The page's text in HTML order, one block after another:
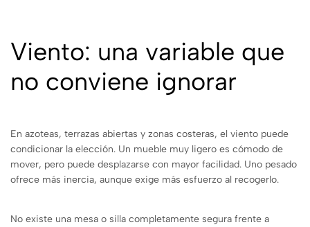
Viento: una variable que
no conviene ignorar
En azoteas, terrazas abiertas y zonas costeras, el viento puede
condicionar la elección. Un mueble muy ligero es cómodo de
mover, pero puede desplazarse con mayor facilidad. Uno pesado
ofrece más inercia, aunque exige más esfuerzo al recogerlo.
No existe una mesa o silla completamente segura frente a